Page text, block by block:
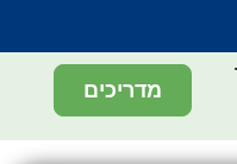
מדריכים